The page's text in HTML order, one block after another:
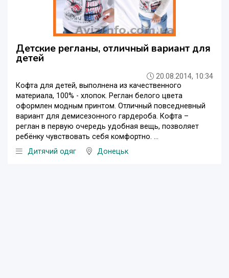
Детские регланы, отличный вариант для
детей
20.08.2014, 10:34
Кофта для детей, выполнена из качественного
материала, 100% - хлопок. Реглан белого цвета
оформлен модным принтом. Отличный повседневный
вариант для демисезонного гардероба. Кофта –
реглан в первую очередь удобная вещь, позволяет
ребёнку чувствовать себя комфортно. ...
Дитячий одяг
Донецьк